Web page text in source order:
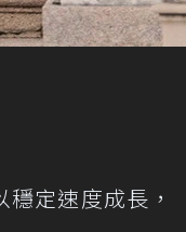
定速度成長，